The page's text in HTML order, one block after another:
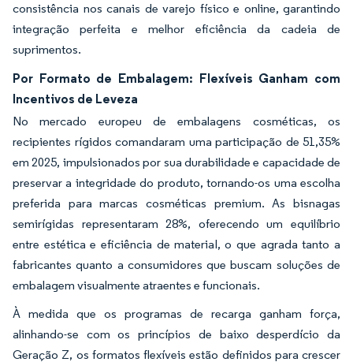
consistência nos canais de varejo físico e online, garantindo
integração perfeita e melhor eficiência da cadeia de
suprimentos.
Por Formato de Embalagem: Flexíveis Ganham com
Incentivos de Leveza
No mercado europeu de embalagens cosméticas, os
recipientes rígidos comandaram uma participação de 51,35%
em 2025, impulsionados por sua durabilidade e capacidade de
preservar a integridade do produto, tornando-os uma escolha
preferida para marcas cosméticas premium. As bisnagas
semirígidas representaram 28%, oferecendo um equilíbrio
entre estética e eficiência de material, o que agrada tanto a
fabricantes quanto a consumidores que buscam soluções de
embalagem visualmente atraentes e funcionais.
À medida que os programas de recarga ganham força,
alinhando-se com os princípios de baixo desperdício da
Geração Z, os formatos flexíveis estão definidos para crescer